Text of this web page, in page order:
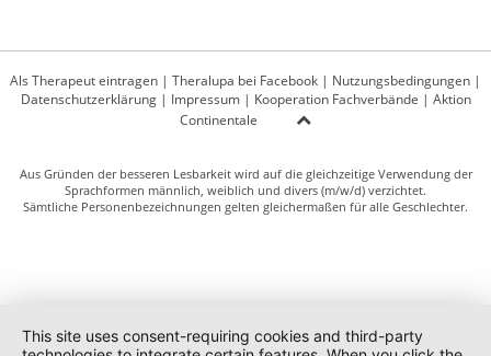
Als Therapeut eintragen | Theralupa bei Facebook | Nutzungsbedingungen |
Datenschutzerklärung| Impressum| Kooperation Fachverbände | Aktion
Continentale
Aus Gründen der besseren Lesbarkeit wird auf die gleichzeitige Verwendung der
Sprachformen männlich, weiblich und divers (m/w/d) verzichtet.
Sämtliche Personenbezeichnungen gelten gleichermaßen für alle Geschlechter.
This site uses consent-requiring cookies and third-party